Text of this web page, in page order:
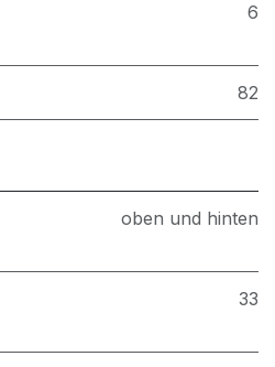
6
82
oben und hinten
33